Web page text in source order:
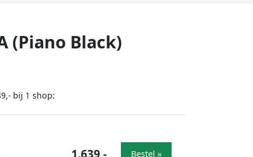
(Piano Black)
bij 1 shop:
1.639,- Bestel »